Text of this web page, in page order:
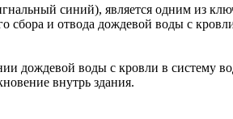
синий), является одним из
сбора и отвода дождевой воды с
дождевой воды с кровли в систему
внутрь здания.